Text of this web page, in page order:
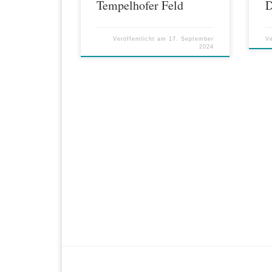
Tempelhofer Feld
Veröffentlicht am 17. September
2024